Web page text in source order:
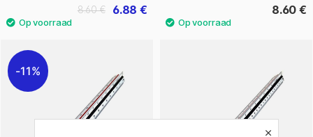
6.88 €
8.60 € 8.60 €
11%